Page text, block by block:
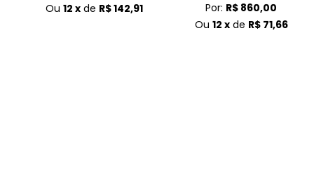
Ou 12 xde R$ 142,91 Por: R$ 860,00
Ou 12 xde R$ 71,66